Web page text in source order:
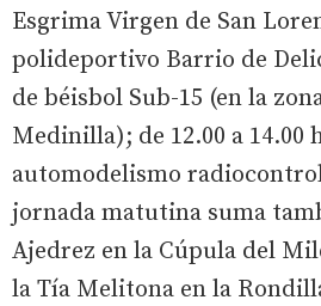
Esgrima Virgen de San
polideportivo Barrio de
de béisbol Sub-15 (en la
Medinilla); de 12.00 a 14.00
automodelismo
jornada matutina suma
Ajedrez en la Cúpula del
la Tía Melitona en la